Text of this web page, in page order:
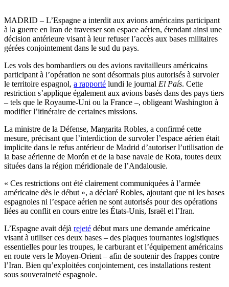
MADRID – L’Espagne a interdit aux avions américains participant
à la guerre en Iran de traverser son espace aérien, étendant ainsi une
décision antérieure visant à leur refuser l’accès aux bases militaires
gérées conjointement dans le sud du pays.
Les vols des bombardiers ou des avions ravitailleurs américains
participant à l’opération ne sont désormais plus autorisés à survoler
le territoire espagnol, a rapporté lundi le journal El País. Cette
restriction s’applique également aux avions basés dans des pays tiers
– tels que le Royaume-Uni ou la France –, obligeant Washington à
modifier l’itinéraire de certaines missions.
La ministre de la Défense, Margarita Robles, a confirmé cette
mesure, précisant que l’interdiction de survoler l’espace aérien était
implicite dans le refus antérieur de Madrid d’autoriser l’utilisation de
la base aérienne de Morón et de la base navale de Rota, toutes deux
situées dans la région méridionale de l’Andalousie.
« Ces restrictions ont été clairement communiquées à l’armée
américaine dès le début », a déclaré Robles, ajoutant que ni les bases
espagnoles ni l’espace aérien ne sont autorisés pour des opérations
liées au conflit en cours entre les États-Unis, Israël et l’Iran.
L’Espagne avait déjà rejeté début mars une demande américaine
visant à utiliser ces deux bases – des plaques tournantes logistiques
essentielles pour les troupes, le carburant et l’équipement américains
en route vers le Moyen-Orient – afin de soutenir des frappes contre
l’Iran. Bien qu’exploitées conjointement, ces installations restent
sous souveraineté espagnole.